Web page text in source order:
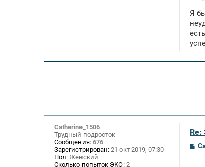
Я
Catherine_1506
Трудный подросток
Сообщения: 676
Зарегистрирован: 21 окт 2019, 07:30
Пол: Женский
Сколько попыток ЭКО: 2
Re:
С